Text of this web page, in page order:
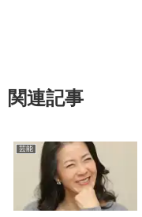
関連記事
芸能